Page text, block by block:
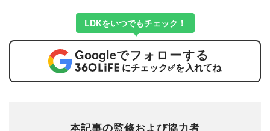
LDKをいつでもチェック！
Googleでフォローする
にチェック✅を入れてね
本記事の監修および協力者